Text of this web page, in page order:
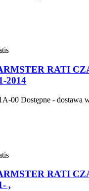
RATI
2014
00 Dostępne - dostawa
RATI
,